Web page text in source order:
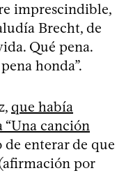
imprescindible,
Brecht, de
Qué pena.
honda”.
que había
canción
de enterar de que
por